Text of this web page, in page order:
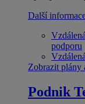
Další
podporu
Zobrazit plány
Podnik